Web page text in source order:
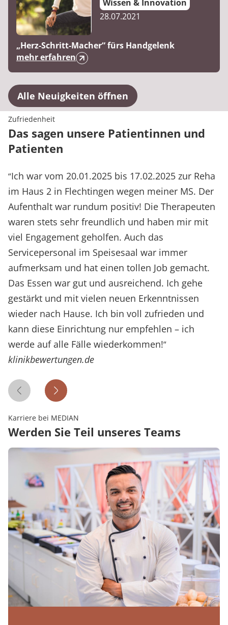
Wissen & Innovation
28.07.2021
„Herz-Schritt-Macher“ fürs Handgelenk
mehr erfahren
Alle Neuigkeiten öffnen
Zufriedenheit
Das sagen unsere Patientinnen und
Patienten
“Ich war vom 20.01.2025 bis 17.02.2025 zur Reha
im Haus 2 in Flechtingen wegen meiner MS. Der
Aufenthalt war rundum positiv! Die Therapeuten
waren stets sehr freundlich und haben mir mit
viel Engagement geholfen. Auch das
Servicepersonal im Speisesaal war immer
aufmerksam und hat einen tollen Job gemacht.
Das Essen war gut und ausreichend. Ich gehe
gestärkt und mit vielen neuen Erkenntnissen
wieder nach Hause. Ich bin voll zufrieden und
kann diese Einrichtung nur empfehlen – ich
werde auf alle Fälle wiederkommen!”
klinikbewertungen.de
Vorheriges ZitatNächstes Zitat
Karriere bei MEDIAN
Werden Sie Teil unseres Teams